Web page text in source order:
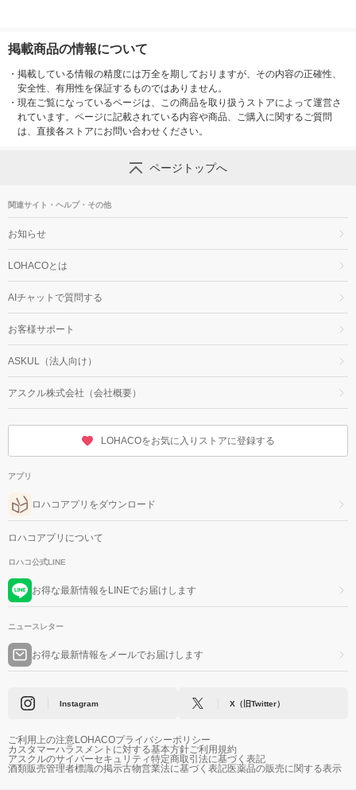
掲載商品の情報について
・ 掲載している情報の精度には万全を期しておりますが、その内容の正確性、
安全性、有用性を保証するものではありません。
・ 現在ご覧になっているページは、この商品を取り扱うストアによって運営さ
れています。ページに記載されている内容や商品、ご購入に関するご質問
は、直接各ストアにお問い合わせください。
ページトップへ
関連サイト・ヘルプ・その他
お知らせ
LOHACOとは
AIチャットで質問する
お客様サポート
ASKUL（法人向け）
アスクル株式会社（会社概要）
LOHACOをお気に入りストアに登録する
アプリ
ロハコアプリをダウンロード
ロハコアプリについて
ロハコ公式LINE
お得な最新情報をLINEでお届けします
ニュースレター
お得な最新情報をメールでお届けします
Instagram X（旧Twitter）
ご利用上の注意LOHACOプライバシーポリシー
カスタマーハラスメントに対する基本方針ご利用規約
アスクルのサイバーセキュリティ特定商取引法に基づく表記
酒類販売管理者標識の掲示古物営業法に基づく表記医薬品の販売に関する表示